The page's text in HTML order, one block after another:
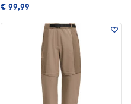
€ 99,99